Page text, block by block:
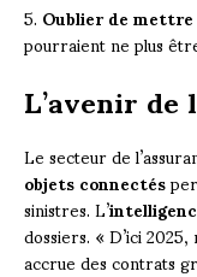
5.Oublier de
pourraient ne plus
L’avenir
Le secteur de
objets connectés
sinistres. L’
dossiers. « D’ici
accrue des contrats